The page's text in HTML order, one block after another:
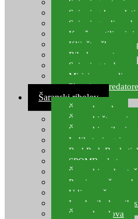
Spinning setovi
Spinning kompleti
Spinning udice,
Kopče, vrtilice i
Kliješta, škare za
Ribolov pastrve
Spinning torbe
Mirisi za varalice
Plovci za predatore
Šaranski ribolov
Šaranske role
Šaranski štapovi
Šaranski najloni
Indikatori ugriza
Rod Pod,
SPOMB rakete,
Šaranski
Pernice za
Udice za šarana,
Izrada ribolovnih
Šaranska olova